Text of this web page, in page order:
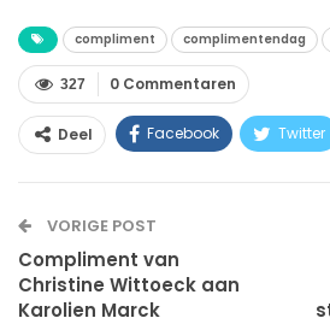
compliment complimentendag
0 Commentaren
327
Deel Facebook Twitter
VORIGE POST
Compliment van
Christine Wittoeck aan
Karolien Marck